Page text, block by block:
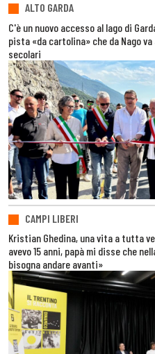
ALTO GARDA
C'è un nuovo accesso al lago di
pista «da cartolina» che da Nago
secolari
CAMPI LIBERI
Kristian Ghedina, una vita a tutta
avevo 15 anni, papà mi disse che
bisogna andare avanti»